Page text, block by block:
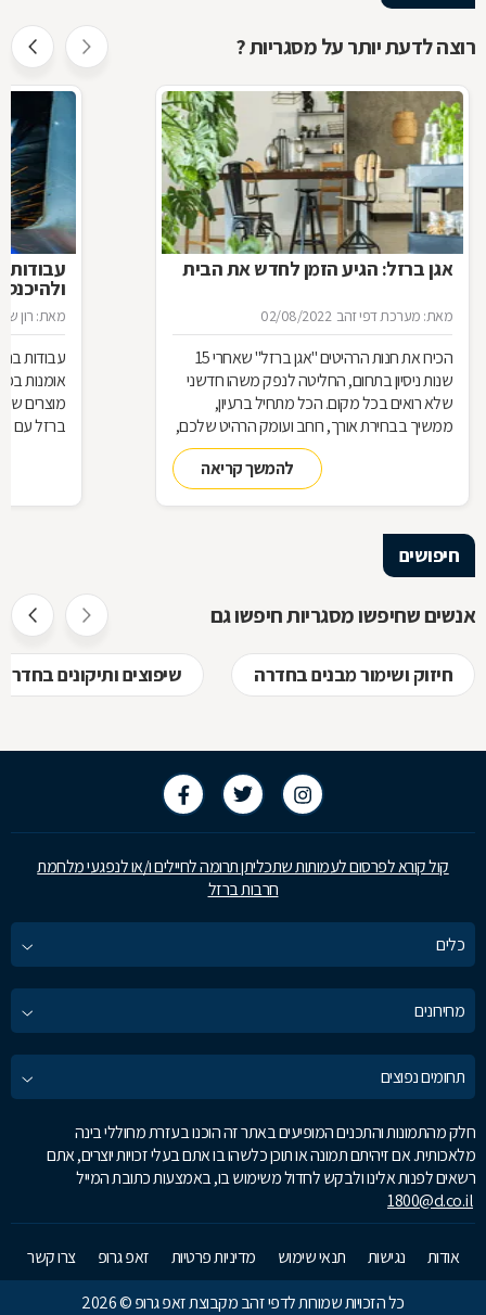
רוצה לדעת יותר על מסגריות ?
אגן ברזל: הגיע הזמן לחדש את הבית
מאת: מערכת דפי זהב 02/08/2022
הכירו את חנות הרהיטים ''אגן ברזל'' שאחרי 15
שנות ניסיון בתחום, החליטה לנפק משהו חדשני
שלא רואים בכל מקום. הכל מתחיל ברעיון,
ממשיך בבחירת אורך, רוחב ועומק הרהיט שלכם,
ממשיך בייצור מקורי ממיטב חומרי הגלם ומסתיים
ביצירת הפתרון המרשים והמעשי ביותר עבורכם
להמשך קריאה
עבודות
מאת: רון
עבודות
אומנות
מוצרים
ברזל עם
חיפושים
אנשים שחיפשו מסגריות חיפשו גם
חיזוק ושימור מבנים בחדרה שיפוצים ותיקונים בחדרה
קול קורא לפרסום לעמותות שתכליתן תרומה לחיילים ו/או לנפגעי מלחמת
חרבות ברזל
כלים
מחירונים
תחומים נפוצים
חלק מהתמונות והתכנים המופיעים באתר זה הוכנו בעזרת מחוללי בינה
מלאכותית. אם זיהיתם תמונה או תוכן כלשהו בו אתם בעלי זכויות יוצרים, אתם
רשאים לפנות אלינו ולבקש לחדול משימוש בו, באמצעות כתובת המייל
1800@d.co.il
אודות נגישות תנאי שימוש מדיניות פרטיות זאפ גרופ
צרו קשר
כל הזכויות שמורות לדפי זהב מקבוצת זאפ גרופ © 2026